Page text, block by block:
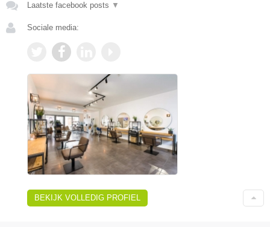
Laatste facebook posts ▼
Sociale media:
BEKIJK VOLLEDIG PROFIEL